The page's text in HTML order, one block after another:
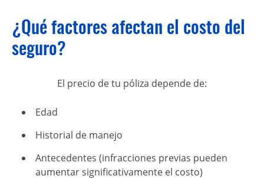
¿Qué factores afectan el costo del
seguro?
El precio de tu póliza depende de:
Edad
Historial de manejo
Antecedentes (infracciones previas pueden
aumentar significativamente el costo)